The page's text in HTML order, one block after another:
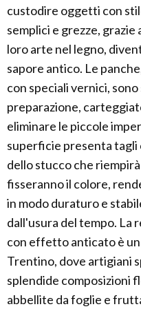
custodire oggetti con
semplici e grezze,
loro arte nel legno,
sapore antico. Le
con speciali vernici,
preparazione,
eliminare le piccole
superficie presenta tagli
dello stucco che
fisseranno il colore,
in modo duraturo e
dall'usura del tempo. La
con effetto anticato è
Trentino, dove artigiani
splendide composizioni
abbellite da foglie e